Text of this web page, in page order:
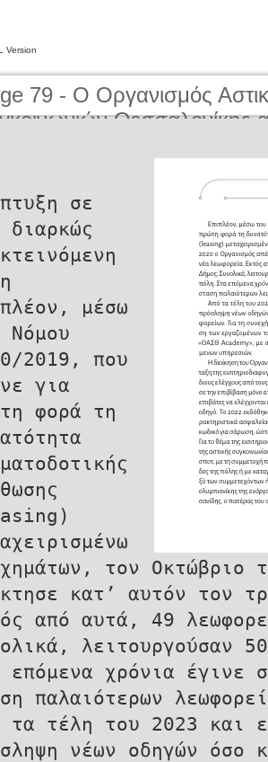
Version
79 - O Οργανισμός
Θεσσαλονίκης
day
σε
διαρκώς
μέσω
Νόμου
2019, που
για
φορά τη
τον Οκτώβριο
κατ’ αυτόν τον
από αυτά, 49
λειτουργούσαν
επόμενα χρόνια έγινε
παλαιότερων
τα τέλη του 2023 και
νέων οδηγών όσο